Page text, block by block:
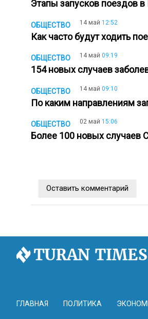
Этапы запусков поездов
ОБЩЕСТВО 14 май 12:52
Как часто будут ходить
ОБЩЕСТВО 14 май 09:19
154 новых случаев
ОБЩЕСТВО 14 май 09:10
По каким направлениям
ОБЩЕСТВО 02 май 15:06
Более 100 новых случаев
Оставить комментарий
ГЛАВНАЯ ПОЛИТИКА